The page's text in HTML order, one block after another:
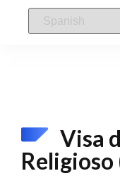
Visa
Religioso